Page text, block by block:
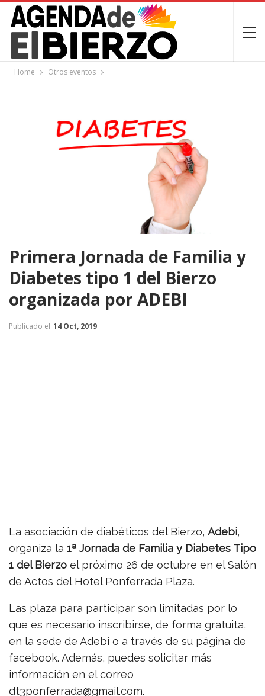
Home Otros eventos
Primera Jornada de Familia y
Diabetes tipo 1 del Bierzo
organizada por ADEBI
Publicado el 14 Oct, 2019
La asociación de diabéticos del Bierzo, Adebi,
organiza la 1ª Jornada de Familia y Diabetes Tipo
1 del Bierzo el próximo 26 de octubre en el Salón
de Actos del Hotel Ponferrada Plaza.
Las plaza para participar son limitadas por lo
que es necesario inscribirse, de forma gratuita,
en la sede de Adebi o a través de su página de
facebook. Además, puedes solicitar más
información en el correo
dt3ponferrada@gmail.com.